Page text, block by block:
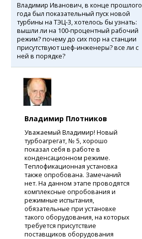
Владимир Иванович, в конце прошлого
года был показательный пуск новой
турбины на ТЭЦ-3, хотелось бы узнать:
вышли ли на 100-процентный рабочий
режим? почему до сих пор на станции
присутствуют шеф-инженеры? все ли с
ней в порядке?
Владимир Плотников
Уважаемый Владимир! Новый
турбоагрегат, № 5, хорошо
показал себя в работе в
конденсационном режиме.
Теплофикационная установка
также опробована. Замечаний
нет. На данном этапе проводятся
комплексные опробования и
режимные испытания,
обязательные при установке
такого оборудования, на которых
требуется присутствие
поставщиков оборудования